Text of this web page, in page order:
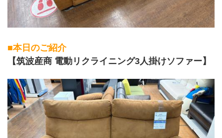
■本日のご紹介
【筑波産商 電動リクライニング3人掛けソファー】